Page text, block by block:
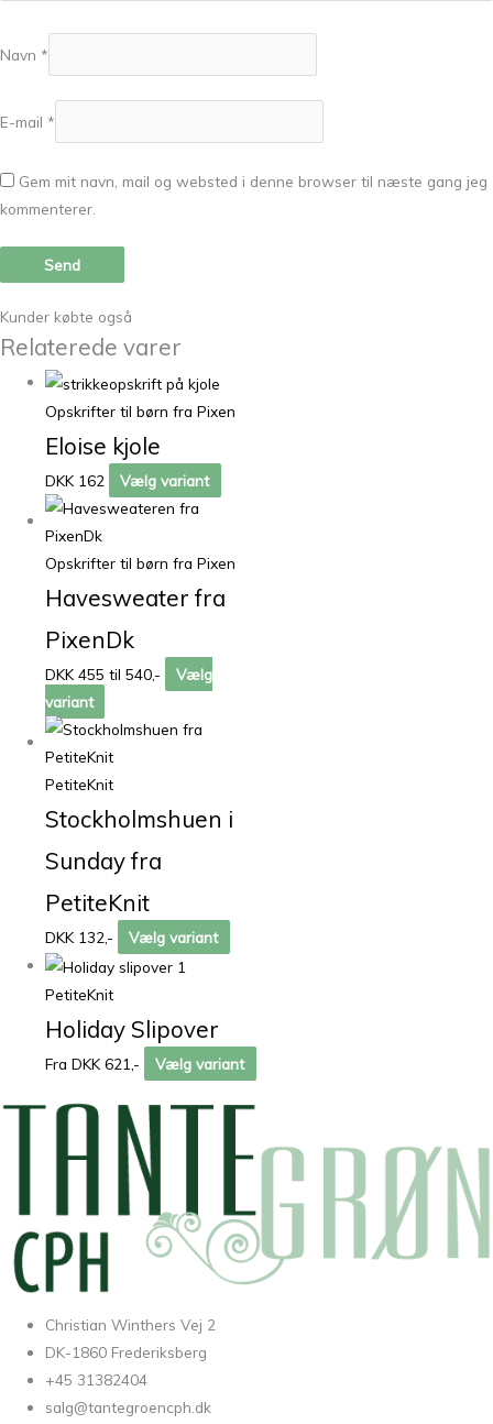
Navn *
E-mail *
Gem mit navn, mail og websted i denne browser til næste gang jeg
kommenterer.
Kunder købte også
Relaterede varer
Opskrifter til børn fra Pixen
Eloise kjole
DKK 162 Vælg variant
Opskrifter til børn fra Pixen
Havesweater fra
PixenDk
DKK 455 til 540,-
Vælg
variant
PetiteKnit
Stockholmshuen i
Sunday fra
PetiteKnit
DKK 132,- Vælg variant
PetiteKnit
Holiday Slipover
Fra DKK 621,- Vælg variant
Christian Winthers Vej 2
DK-1860 Frederiksberg
+45 31382404
salg@tantegroencph.dk